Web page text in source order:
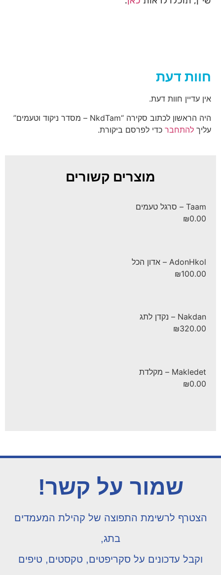
חוות דעת
אין עדיין חוות דעת.
היה הראשון לכתוב סקירה “NkdTam – מסדר ניקוד וטעמים”
עליך להתחבר כדי לפרסם ביקורת.
מוצרים קשורים
Taam – סרגל טעמים
₪0.00
AdonHkol – אדון הכל
₪100.00
Nakdan – נקדן לתג
₪320.00
Makledet – מקלדת
₪0.00
שמור על קשר!
הצטרף לרשימת התפוצה של קהילת המעמדים
בתג,
וקבל עדכונים על סקריפטים, טקסטים, טיפים